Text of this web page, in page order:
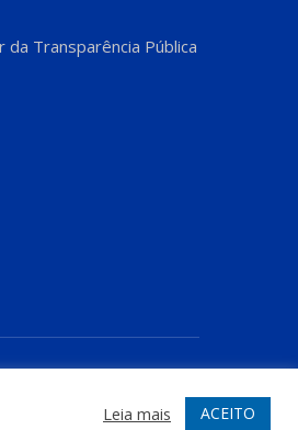
da Transparência Pública
Leia mais ACEITO